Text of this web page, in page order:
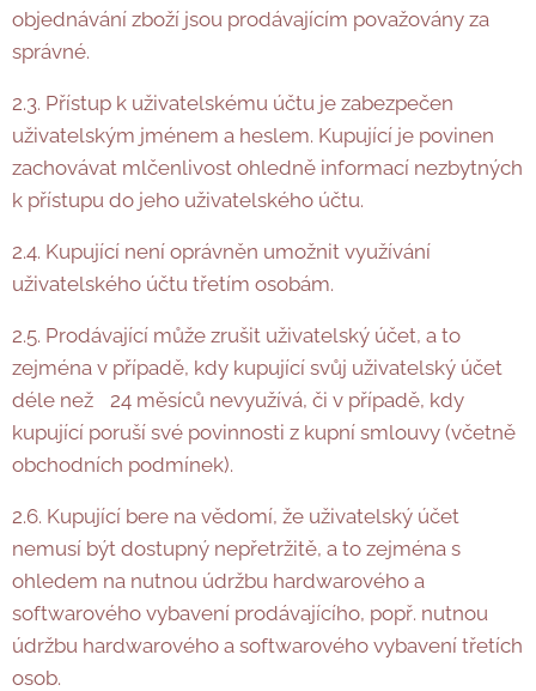
objednávání zboží jsou prodávajícím považovány za
správné.
2.3. Přístup k uživatelskému účtu je zabezpečen
uživatelským jménem a heslem. Kupující je povinen
zachovávat mlčenlivost ohledně informací nezbytných
k přístupu do jeho uživatelského účtu.
2.4. Kupující není oprávněn umožnit využívání
uživatelského účtu třetím osobám.
2.5. Prodávající může zrušit uživatelský účet, a to
zejména v případě, kdy kupující svůj uživatelský účet
déle než 24 měsíců nevyužívá, či v případě, kdy
kupující poruší své povinnosti z kupní smlouvy (včetně
obchodních podmínek).
2.6. Kupující bere na vědomí, že uživatelský účet
nemusí být dostupný nepřetržitě, a to zejména s
ohledem na nutnou údržbu hardwarového a
softwarového vybavení prodávajícího, popř. nutnou
údržbu hardwarového a softwarového vybavení třetích
osob.